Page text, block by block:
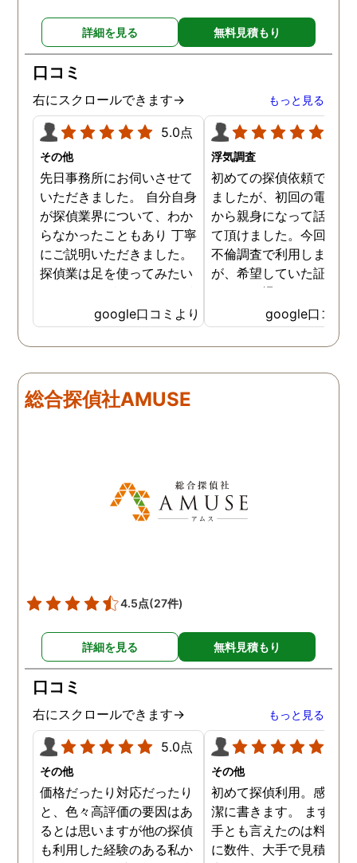
務所に関しても調べてく
ていて、周りの人たちの
かげで夫と離婚ができそ
詳細を見る 無料見積もり
口コミ
右にスクロールできます→ もっと見る
5.0点
その他
先日事務所にお伺いさせて
いただきました。 自分自身
が探偵業界について、わか
らなかったこともあり 丁寧
にご説明いただきました。
探偵業は足を使ってみたい
SNSなどの知識も豊富で、
色んな視点から対応されて
います。 他の口コミにもあ
金が安く明確で親身になっ
て対応いただける探偵さん
google口コミより
浮気調査
初めての探偵依頼で緊張
ましたが、初回の電話相
から親身になって話を聞
て頂けました。今回、夫
不倫調査で利用しました
が、希望していた証拠を
っかりと撮ってもらうこ
が出来ました。調査中も
動きがある度に細かく報
してくださり、安心しま
読めない中、柔軟に対応
す。
google口コミ
総合探偵社AMUSE
4.5点(27件)
詳細を見る 無料見積もり
口コミ
右にスクロールできます→ もっと見る
5.0点
その他
価格だったり対応だったり
と、色々高評価の要因はあ
るとは思いますが他の探偵
も利用した経験のある私か
その他
初めて探偵利用。感想を
潔に書きます。 まず、
手とも言えたのは料金。
に数件、大手で見積もり